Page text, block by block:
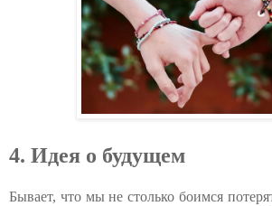
4. Идея о будущем
Бывает, что мы не столько боимся